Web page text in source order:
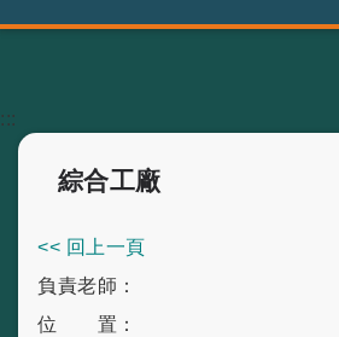
:::
綜合工廠
<< 回上一頁
負責老師：
位 置：